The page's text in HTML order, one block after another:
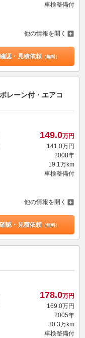
車検整備付
他の情報を開く
認・見積依頼（無料）
レーン付・エアコ
149.0万円
141. 0万円
2008年
19.1万km
車検整備付
他の情報を開く
認・見積依頼（無料）
178.0万円
169.0万円
2005年
30.3万km
車検整備付